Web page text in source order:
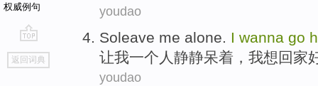
权威例句
go
top
返回词典
youdao
Soleave me alone. I wanna go
让我一个 人 静静呆着， 我想 回家
youdao